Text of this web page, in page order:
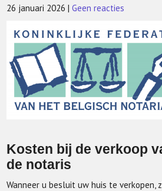
26 januari 2026 |Geen reacties
Kosten bij de verkoop
de notaris
Wanneer u besluit uw huis te verkopen,